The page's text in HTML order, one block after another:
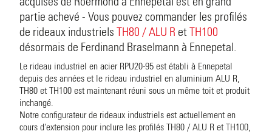
partie achevé - Vous pouvez commander les profilés
de rideaux industriels
TH80 / ALU R et
TH100
désormais de Ferdinand Braselmann à Ennepetal.
Le rideau industriel en acier RPU20-95 est établi à Ennepetal
depuis des années et le rideau industriel en aluminium ALU R,
TH80 et TH100 est maintenant réuni sous un même toit et produit
inchangé.
Notre configurateur de rideaux industriels est actuellement en
cours d'extension pour inclure les profilés TH80 / ALU R et TH100,